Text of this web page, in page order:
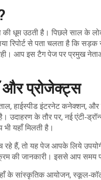
की धूम उठती है। पिछले साल के
रिपोर्ट से पता चलता है कि
आप इस टैग पेज पर प्रमुख
और प्रोजेक्ट्स
हाईस्पीड इंटरनेट कनेक्शन,
उदाहरण के तौर पर, नई
भी यहाँ मिलती है।
हैं, तो यह पेज आपके लिये
की जानकारी। इससे आप समय
सांस्कृतिक आयोजन, स्कूल‑कॉलेज